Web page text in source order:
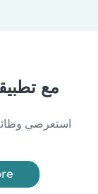
مع
استعرضي